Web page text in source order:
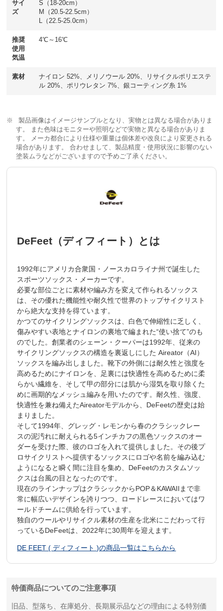
サイ
ズ
S（18-20cm）
M（20.5-22.5cm）
L（22.5-25.0cm）
推奨
使用
気温
4℃～16℃
素材
ナイロン 52%、メリノウール 20%、リサイクルポリエステ
ル 20%、ポリウレタン 7%、銀コーティング糸 1%
製品画像はイメージサンプルとなり、実物とは異なる場合がありま
す。 また色味はモニターや照明などで実物と異なる場合がありま
す。 メーカ都合により仕様や重量は個体差や改良により変更される
場合があります。 合わせまして、製品精度・使用状況に影響のない
塗装ムラなどがございますので予めご了承ください。
DeFeet（ディフィート）とは
1992年にアメリカ合衆国・ノースカロライナ州で誕生した
スポーツソックス・メーカーです。
必要な部位ごとに素材や編み方を変えて作られるソックス
は、その優れた機能性や耐久性で世界のトップサイクリスト
から絶大な支持を得ています。
かつてのサイクリングソックスは、白色で伸縮性に乏しく、
傷みやすい表地とナイロンの裏地で編まれた“使い捨て”のも
のでした。創業者のシェーン・クーパーは1992年、従来の
サイクリングソックスの構造を裏返しにした Aireator（AI）
ソックスを編み出しました。靴下の外側には耐久性と強度を
高めるためにナイロンを、足裏には快適性を高めるために柔
らかい繊維を、そして甲の部分には肌から湿気を取り除くた
めに画期的なメッシュ編みを用いたのです。耐久性、強度、
快適性を兼ね備えたAireatorモデルから、DeFeetの歴史は始
まりました。
そして1994年、グレッグ・レモンから春のクラシックレー
スの泥汚れに耐えられる5インチカフの黒色ソックスのオー
ダーを受けた際、彼のロゴを入れて提供しました。その後プ
ロサイクリストへ提供するソックスにロゴや名前を編み込む
ようになると瞬く間に注目を集め、DeFeetのカスタムソッ
クスは台風の目となったのです。
現在のラインナップはクラシックからPOP＆KAWAIIまで非
常に幅広いデザインを誇りつつ、ロードレースにおいてはワ
ールドチームに供給を行っています。
独自のウールやリサイクル素材の生産を北米にこだわって行
っているDeFeetは、2022年に30周年を迎えます。
DE FEET ( ディフィート )の商品一覧はこちらから
特価商品についてのご注意事項
旧品、型落ち、在庫処分、長期展示品などの理由による特別価